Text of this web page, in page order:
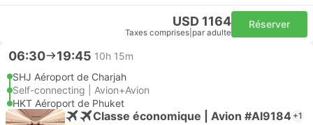
USD 1164
Taxes comprises par adulte
Réserver
06:30 19:45 10h 15m
SHJ Aéroport de Charjah
Self-connecting | Avion+Avion
HKT Aéroport de Phuket
Classe économique | Avion #AI9184 +1